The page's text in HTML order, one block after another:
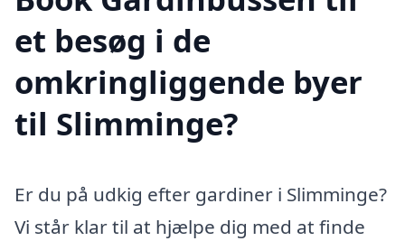
et besøg i de
omkringliggende byer
til Slimminge?
Er du på udkig efter gardiner i Slimminge?
Vi står klar til at hjælpe dig med at finde